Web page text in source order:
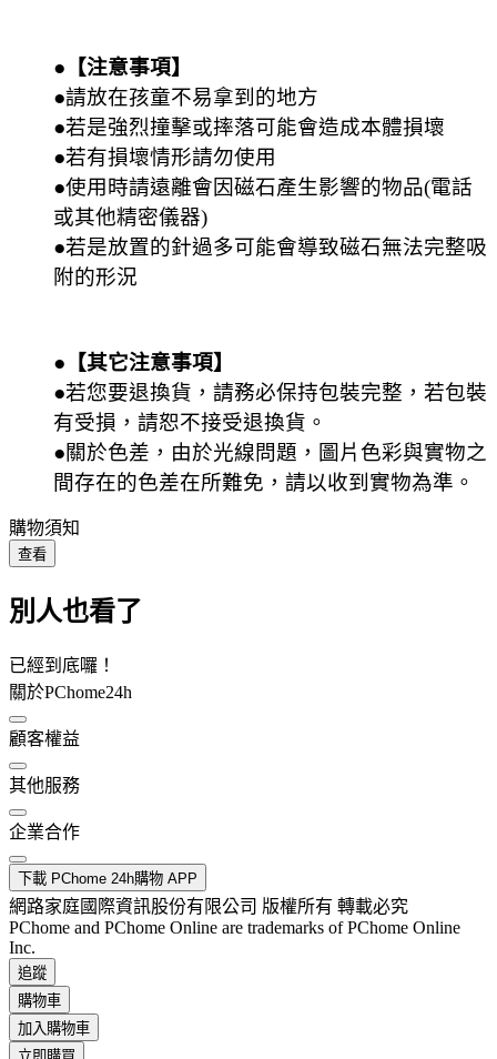
●【注意事項】
●請放在孩童不易拿到的地方
●若是強烈撞擊或摔落可能會造成本體損壞
●若有損壞情形請勿使用
●使用時請遠離會因磁石產生影響的物品(電話
或其他精密儀器)
●若是放置的針過多可能會導致磁石無法完整吸
附的形況
●【其它注意事項】
●若您要退換貨，請務必保持包裝完整，若包裝
有受損，請恕不接受退換貨。
●關於色差，由於光線問題，圖片色彩與實物之
間存在的色差在所難免，請以收到實物為準。
購物須知
查看
別人也看了
已經到底囉！
關於PChome24h
顧客權益
其他服務
企業合作
下載 PChome 24h購物 APP
網路家庭國際資訊股份有限公司 版權所有 轉載必究
PChome and PChome Online are trademarks of PChome Online
Inc.
追蹤
購物車
加入購物車